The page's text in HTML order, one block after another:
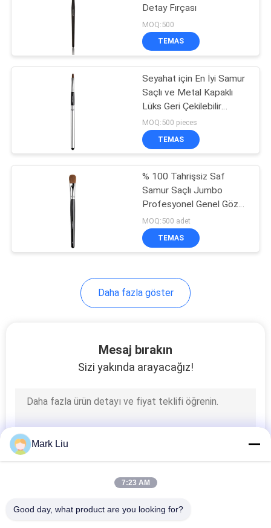
Detay Fırçası
MOQ:500
TEMAS
Seyahat için En İyi Samur
Saçlı ve Metal Kapaklı
Lüks Geri Çekilebilir
Dudak Fırçası
MOQ:500 pieces
TEMAS
% 100 Tahrişsiz Saf
Samur Saçlı Jumbo
Profesyonel Genel Göz
Farı Fırçası
MOQ:500 adet
TEMAS
Daha fazla göster
Mesaj bırakın
Sizi yakında arayacağız!
Mark Liu
7:23 AM
Good day, what product are you looking for?